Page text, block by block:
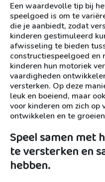
Een waardevolle tip bij
speelgoed is om te
die je aanbiedt, zodat
kinderen gestimuleerd
afwisseling te bieden
constructiespeelgoed en
kinderen hun motoriek
vaardigheden
versterken. Op deze
leuk en boeiend, maar
voor kinderen om zich
ontwikkelen en te
Speel samen met
te versterken en
hebben.